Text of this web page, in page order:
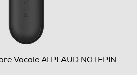
Vocale AI PLAUD NOTEPIN-